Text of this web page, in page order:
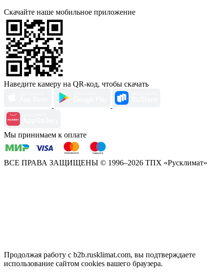
Скачайте наше мобильное приложение
Наведите камеру на QR-код, чтобы скачать
Мы принимаем к оплате
ВСЕ ПРАВА ЗАЩИЩЕНЫ © 1996–2026 ТПХ «Русклимат»
Продолжая работу с b2b.rusklimat.com, вы подтверждаете
использование сайтом cookies вашего браузера.